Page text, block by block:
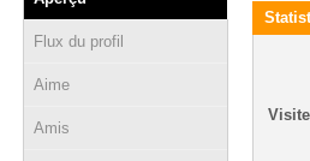
Flux du profil
Aime
Amis